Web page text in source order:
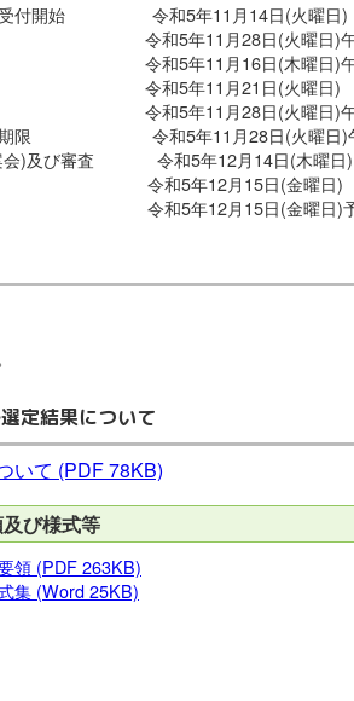
込受付開始 令和5年11月14日(火曜日)
限 令和5年11月28日(火曜日)午
令和5年11月16日(木曜日)午後
和5年11月21日(火曜日)
限 令和5年11月28日(火曜日)午
出期限 令和5年11月28日(火曜日)午
案会)及び審査 令和5年12月14日(木曜日)
令和5年12月15日(金曜日)
付 令和5年12月15日(金曜日)
定結果について
いて (PDF 78KB)
び様式等
領 (PDF 263KB)
集 (Word 25KB)